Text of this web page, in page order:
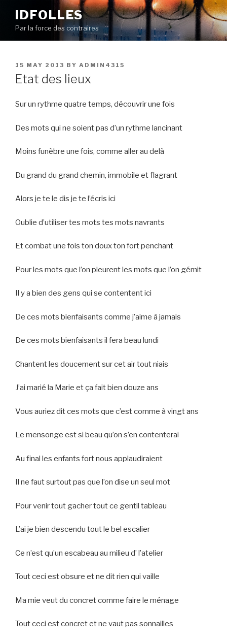
content
IDFOLLES
Par la force des contraires
POSTED
ON
15 MAY 2013 BY ADMIN4315
Etat des lieux
Sur un rythme quatre temps, découvrir une fois
Des mots qui ne soient pas d’un rythme lancinant
Moins funèbre une fois, comme aller au delà
Du grand du grand chemin, immobile et flagrant
Alors je te le dis je te l’écris ici
Oublie d’utiliser tes mots tes mots navrants
Et combat une fois ton doux ton fort penchant
Pour les mots que l’on pleurent les mots que l’on gémit
Il y a bien des gens qui se contentent ici
De ces mots bienfaisants comme j’aime à jamais
De ces mots bienfaisants il fera beau lundi
Chantent les doucement sur cet air tout niais
J’ai marié la Marie et ça fait bien douze ans
Vous auriez dit ces mots que c’est comme à vingt ans
Le mensonge est si beau qu’on s’en contenterai
Au final les enfants fort nous applaudiraient
Il ne faut surtout pas que l’on dise un seul mot
Pour venir tout gacher tout ce gentil tableau
L’ai je bien descendu tout le bel escalier
Ce n’est qu’un escabeau au milieu d’ l’atelier
Tout ceci est obsure et ne dit rien qui vaille
Ma mie veut du concret comme faire le ménage
Tout ceci est concret et ne vaut pas sonnailles